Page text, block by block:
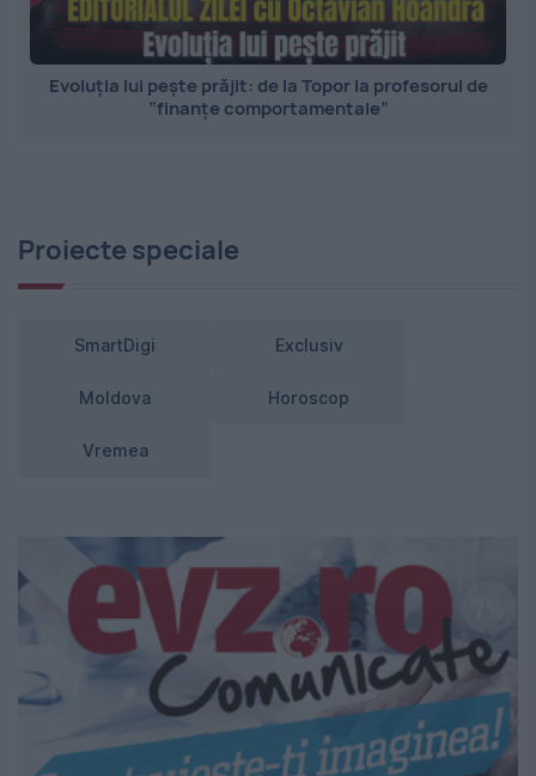
Evoluția lui pește prăjit: de la Topor la profesorul de
”finanțe comportamentale”
Proiecte speciale
SmartDigi Exclusiv
Moldova Horoscop
Vremea